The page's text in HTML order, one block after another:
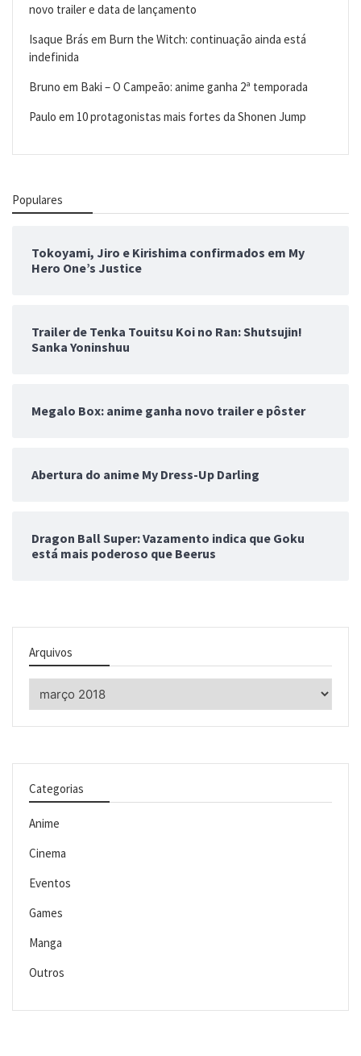
novo trailer e data de lançamento
Isaque Brás em Burn the Witch: continuação ainda está
indefinida
Bruno em Baki – O Campeão: anime ganha 2ª temporada
Paulo em 10 protagonistas mais fortes da Shonen Jump
Populares
Tokoyami, Jiro e Kirishima confirmados em My
Hero One’s Justice
Trailer de Tenka Touitsu Koi no Ran: Shutsujin!
Sanka Yoninshuu
Megalo Box: anime ganha novo trailer e pôster
Abertura do anime My Dress-Up Darling
Dragon Ball Super: Vazamento indica que Goku
está mais poderoso que Beerus
Arquivos
Categorias
Anime
Cinema
Eventos
Games
Manga
Outros